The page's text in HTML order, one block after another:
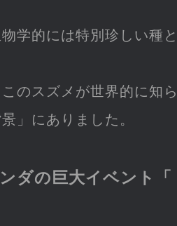
学的には特別珍しい種
のスズメが世界的に知
」にありました。
ダの巨大イベント